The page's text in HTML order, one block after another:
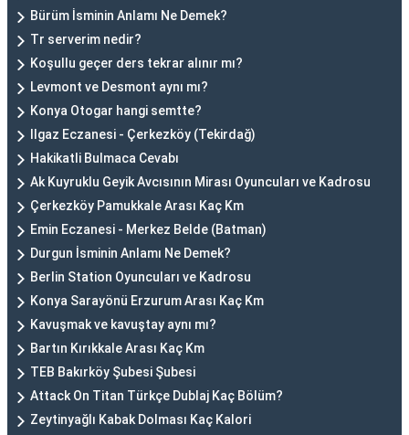
Bürüm İsminin Anlamı Ne Demek?
Tr serverim nedir?
Koşullu geçer ders tekrar alınır mı?
Levmont ve Desmont aynı mı?
Konya Otogar hangi semtte?
Ilgaz Eczanesi - Çerkezköy (Tekirdağ)
Hakikatli Bulmaca Cevabı
Ak Kuyruklu Geyik Avcısının Mirası Oyuncuları ve Kadrosu
Çerkezköy Pamukkale Arası Kaç Km
Emin Eczanesi - Merkez Belde (Batman)
Durgun İsminin Anlamı Ne Demek?
Berlin Station Oyuncuları ve Kadrosu
Konya Sarayönü Erzurum Arası Kaç Km
Kavuşmak ve kavuştay aynı mı?
Bartın Kırıkkale Arası Kaç Km
TEB Bakırköy Şubesi Şubesi
Attack On Titan Türkçe Dublaj Kaç Bölüm?
Zeytinyağlı Kabak Dolması Kaç Kalori